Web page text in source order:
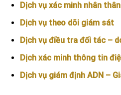
Dịch vụ xác minh nhân thân
Dịch vụ theo dõi giám sát
Dịch vụ điều tra đối tác –
Dịch xác minh thông tin
Dịch vụ giám định ADN –